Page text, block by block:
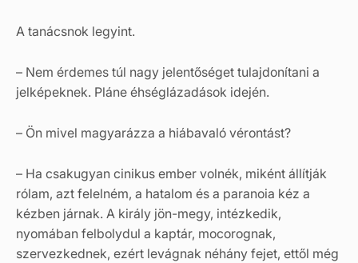
A tanácsnok legyint.
– Nem érdemes túl nagy jelentőséget tulajdonítani a
jelképeknek. Pláne éhséglázadások idején.
– Ön mivel magyarázza a hiábavaló vérontást?
– Ha csakugyan cinikus ember volnék, miként állítják
rólam, azt felelném, a hatalom és a paranoia kéz a
kézben járnak. A király jön-megy, intézkedik,
nyomában felbolydul a kaptár, mocorognak,
szervezkednek, ezért levágnak néhány fejet, ettől még